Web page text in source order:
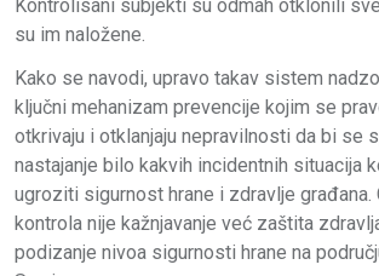
Kontrolisani subjekti su odmah otklonili
su im naložene.
Kako se navodi, upravo takav sistem
ključni mehanizam prevencije kojim se
otkrivaju i otklanjaju nepravilnosti da bi se
nastajanje bilo kakvih incidentnih situacija
ugroziti sigurnost hrane i zdravlje
kontrola nije kažnjavanje već zaštita
podizanje nivoa sigurnosti hrane na